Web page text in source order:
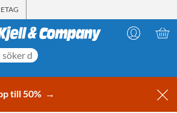
till 50% →